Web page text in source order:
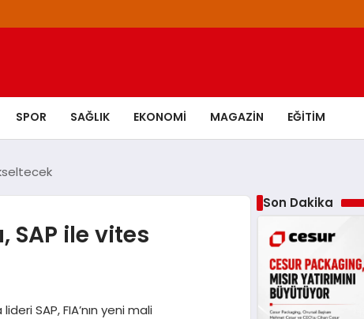
SPOR SAĞLIK EKONOMI MAGAZIN EĞITIM
SAP ile vites
SAP, FIA’nın yeni mali
Son Dakika